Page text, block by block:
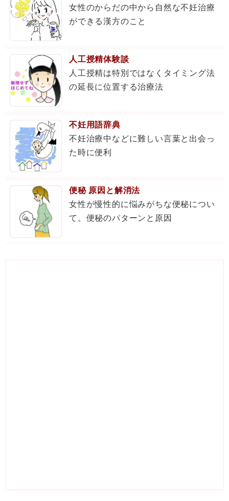
女性のからだの中から自然な不妊治療
ができる漢方のこと
人工授精体験談
人工授精は特別ではなくタイミング法
の延長に位置する治療法
不妊用語辞典
不妊治療中などに難しい言葉と出会っ
た時に便利
便秘 原因と解消法
女性が慢性的に悩みがちな便秘につい
て。便秘のパターンと原因